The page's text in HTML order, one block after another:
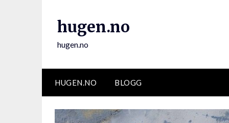
hugen.no
hugen.no
HUGEN.NO BLOGG